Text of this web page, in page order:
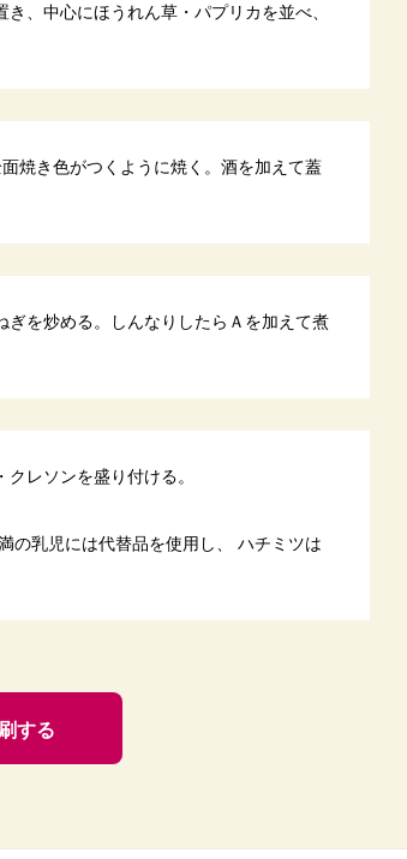
、中心にほうれん草・パプリカを並べ、
焼き色がつくように焼く。酒を加えて蓋
ぎを炒める。しんなりしたらＡを加えて煮
レソンを盛り付ける。
乳児には代替品を使用し、 ハチミツは
する